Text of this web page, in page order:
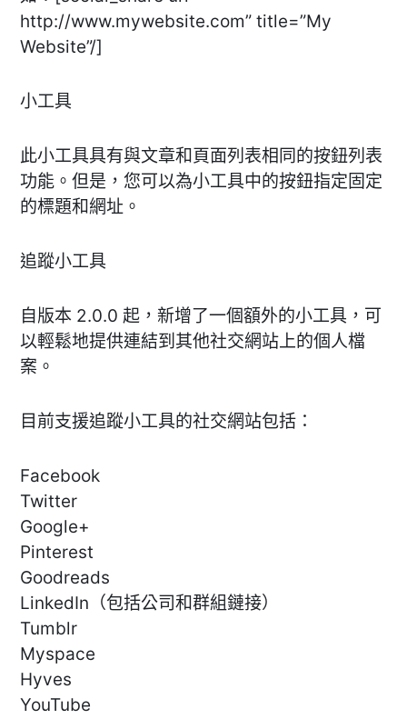
http://www.mywebsite.com” title=”My
Website”/]
小工具
此小工具具有與文章和頁面列表相同的按鈕列表
功能。但是，您可以為小工具中的按鈕指定固定
的標題和網址。
追蹤小工具
自版本 2.0.0 起，新增了一個額外的小工具，可
以輕鬆地提供連結到其他社交網站上的個人檔
案。
目前支援追蹤小工具的社交網站包括：
Facebook
Twitter
Google+
Pinterest
Goodreads
LinkedIn（包括公司和群組鏈接）
Tumblr
Myspace
Hyves
YouTube